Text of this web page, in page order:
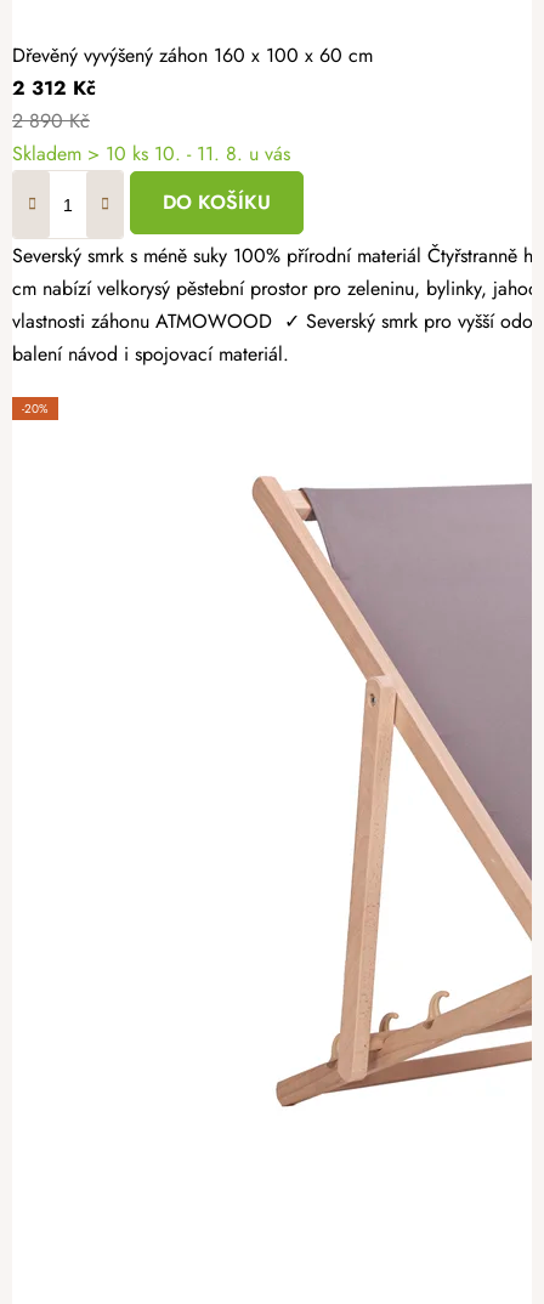
Dřevěný vyvýšený záhon 160 x 100 x 60 cm
2 312 Kč
2 890 Kč
Skladem > 10 ks 10. - 11. 8. u vás
DO KOŠÍKU
Severský smrk s méně suky 100% přírodní materiál Čtyřstranně hoblovaný masiv Dopřejte si radost z vlastní úrody a vytvořte si zahrádku přesně podle svých představ. Dřevěný vyvýšený záhon 160 × 100 × 60
cm nabízí velkorysý pěstební prostor pro zeleninu, bylinky,
vlastnosti záhonu ATMOWOOD ✓ Severský smrk pro vyšší
balení návod i spojovací materiál.
-20%